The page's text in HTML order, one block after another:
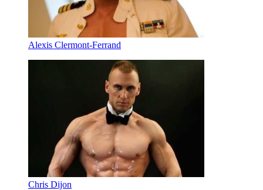
Alexis Clermont-Ferrand
Chris Dijon